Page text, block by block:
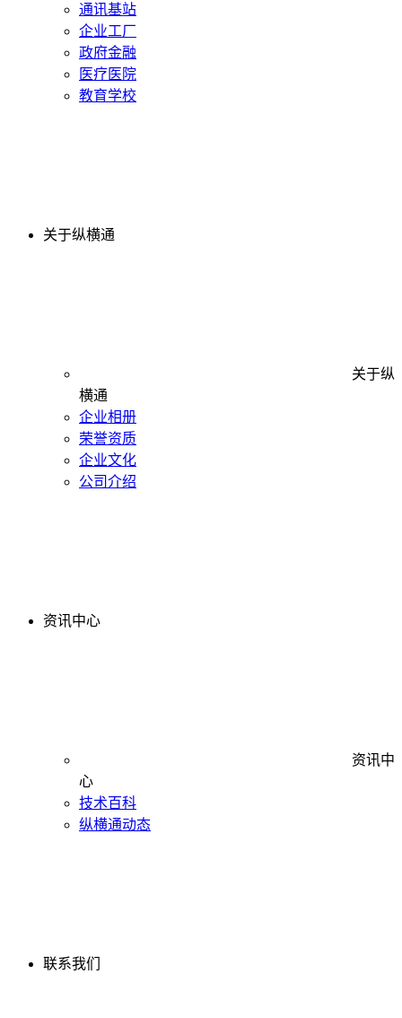
通讯基站
企业工厂
政府金融
医疗医院
教育学校
关于纵横通
关于纵
横通
企业相册
荣誉资质
企业文化
公司介绍
资讯中心
资讯中
心
技术百科
纵横通动态
联系我们